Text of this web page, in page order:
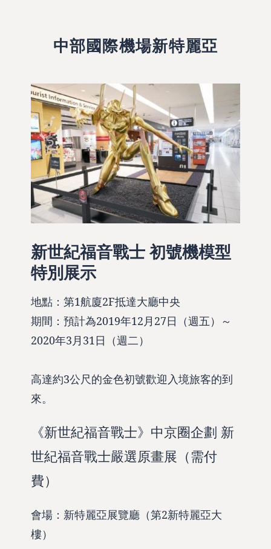
中部國際機場新特麗亞
新世紀福音戰士 初號機模型
特別展示
地點：第1航廈2F抵達大廳中央
期間：預計為2019年12月27日（週五）～
2020年3月31日（週二）
高達約3公尺的金色初號歡迎入境旅客的到
來。
《新世紀福音戰士》中京圈企劃 新
世紀福音戰士嚴選原畫展（需付
費）
會場：新特麗亞展覽廳（第2新特麗亞大
樓）